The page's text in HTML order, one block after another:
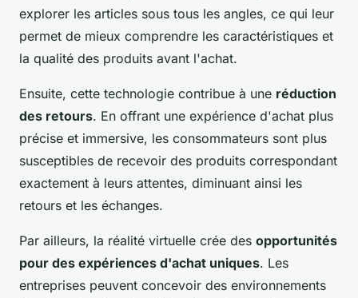
explorer les articles sous tous les angles, ce qui leur
permet de mieux comprendre les caractéristiques et
la qualité des produits avant l'achat.
Ensuite, cette technologie contribue à une réduction
des retours. En offrant une expérience d'achat plus
précise et immersive, les consommateurs sont plus
susceptibles de recevoir des produits correspondant
exactement à leurs attentes, diminuant ainsi les
retours et les échanges.
Par ailleurs, la réalité virtuelle crée des opportunités
pour des expériences d'achat uniques. Les
entreprises peuvent concevoir des environnements